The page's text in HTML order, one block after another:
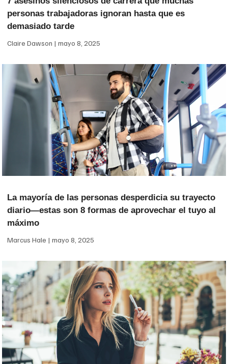
personas trabajadoras ignoran hasta que es
demasiado tarde
Claire Dawson mayo 8, 2025
La mayoría de las personas desperdicia su trayecto
diario—estas son 8 formas de aprovechar el tuyo al
máximo
Marcus Hale mayo 8, 2025